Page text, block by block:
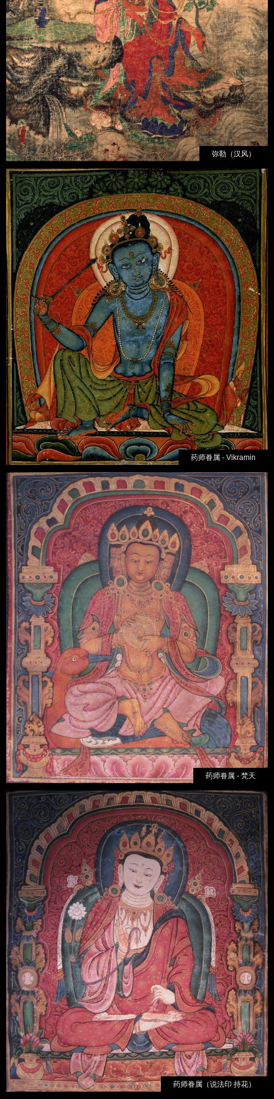
弥勒（汉风）
药师眷属 - Vikramin
药师眷属 - 梵天
药师眷属（说法印 持花）